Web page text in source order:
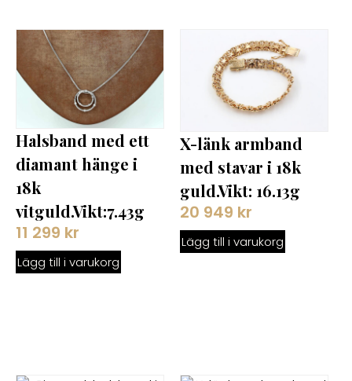
Halsband med ett
diamant hänge i
18k
vitguld.Vikt:7.43g
11 299 kr
Lägg till i varukorg
X-länk armband
med stavar i 18k
guld.Vikt: 16.13g
20 949 kr
Lägg till i varukorg